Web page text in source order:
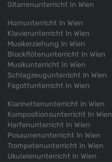
Gitarrenunterricht In Wien
Hornunterricht In Wien
Klavierunterricht In Wien
Musikerziehung In Wien
Blockflötenunterricht In Wien
Musikunterricht In Wien
Schlagzeugunterricht In Wien
Fagottunterricht In Wien
Klarinettenunterricht In Wien
Kompositionsunterricht In Wien
Harfenunterricht In Wien
Posaunenunterricht In Wien
Trompetenunterricht In Wien
Ukulelenunterricht In Wien